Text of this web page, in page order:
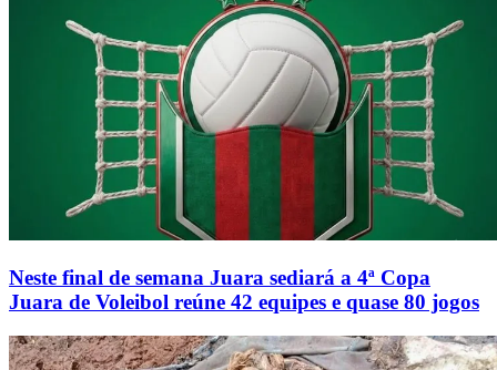
Neste final de semana Juara sediará a 4ª Copa
Juara de Voleibol reúne 42 equipes e quase 80 jogos